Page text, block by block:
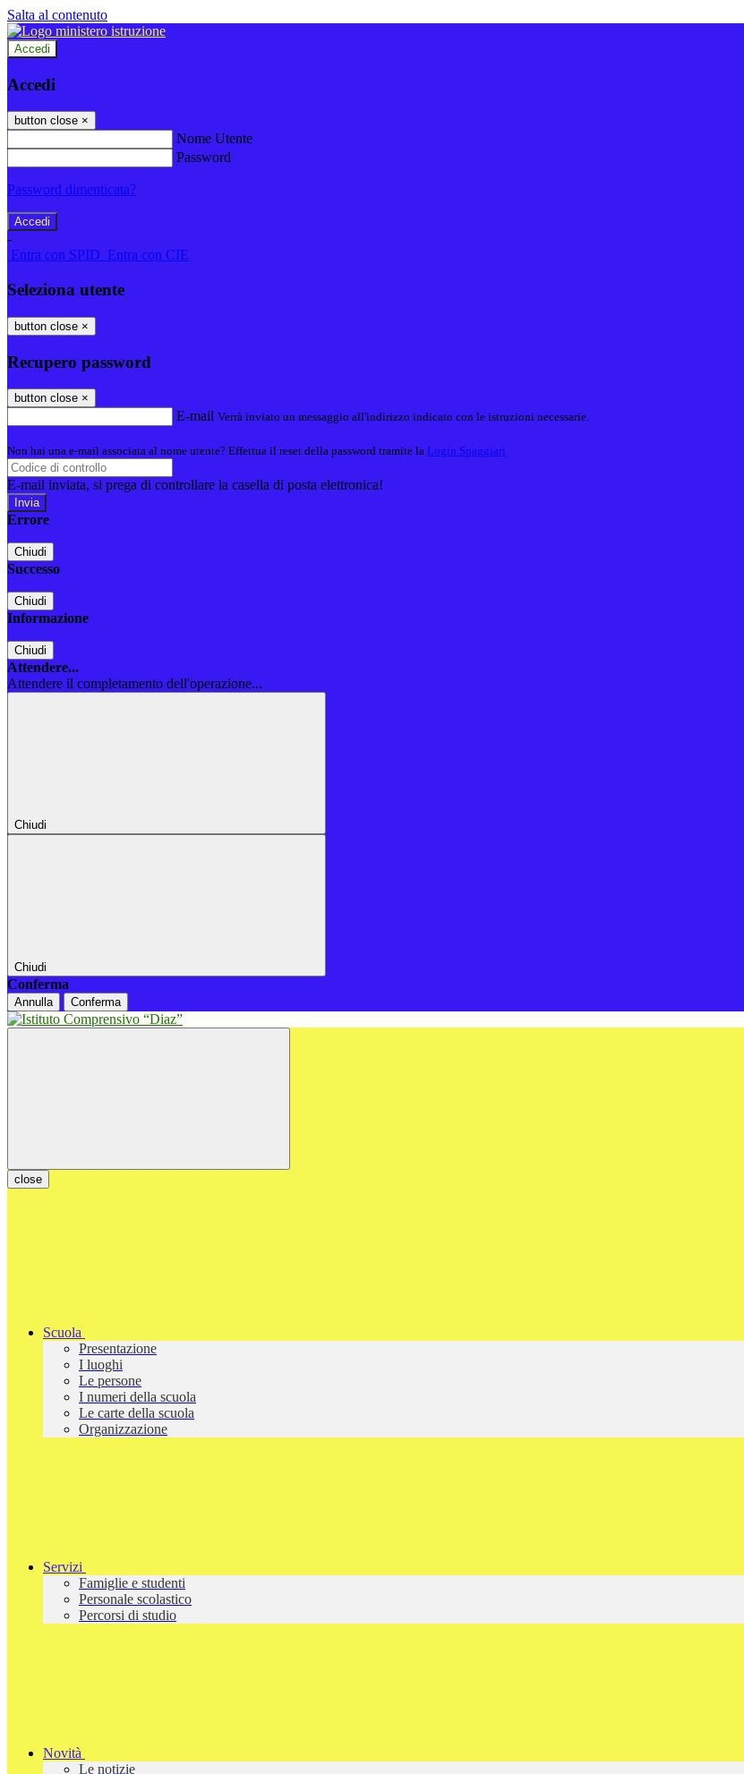
Salta al contenuto
Accedi
Accedi
button close ×
Nome Utente
Password
Password dimenticata?
-
Entra con SPID Entra con CIE
Seleziona utente
button close ×
Recupero password
button close ×
E-mail Verrà inviato un messaggio all'indirizzo indicato con le istruzioni necessarie.
Non hai una e-mail associata al nome utente? Effettua il reset della password tramite la Login Spaggiari
E-mail inviata, si prega di controllare la casella di posta elettronica!
Errore
Chiudi
Successo
Chiudi
Informazione
Chiudi
Attendere...
Attendere il completamento dell'operazione...
Chiudi
Chiudi
Conferma
Annulla Conferma
close
Scuola
Presentazione
I luoghi
Le persone
I numeri della scuola
Le carte della scuola
Organizzazione
Servizi
Famiglie e studenti
Personale scolastico
Percorsi di studio
Novità
Le notizie